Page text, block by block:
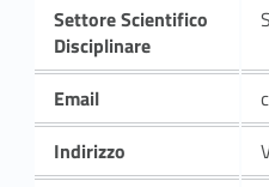
Settore Scientifico
Disciplinare
Email
Indirizzo